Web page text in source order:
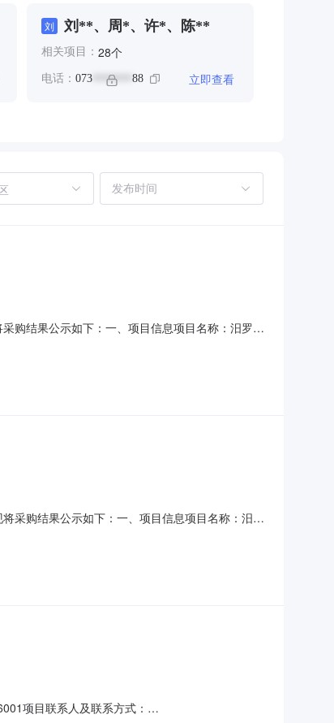
刘 刘**、周*、许*、陈**
相关项目： 28个
电话： 073******* 88 立即查看
购结果公示如下：一、项目信息项目名称：汨罗湘
汨罗市
采购结果公示如下：一、项目信息项目名称：汨罗
：汨
项目联系人及联系方式：